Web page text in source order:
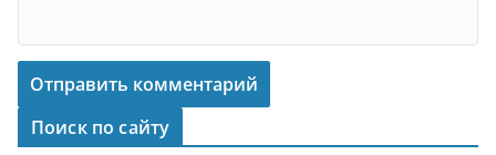
Поиск по сайту